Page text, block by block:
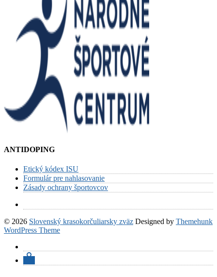
ANTIDOPING
Etický kódex ISU
Formulár pre nahlasovanie
Zásady ochrany športovcov
© 2026 Slovenský krasokorčuliarsky zväz Designed by Themehunk
WordPress Theme